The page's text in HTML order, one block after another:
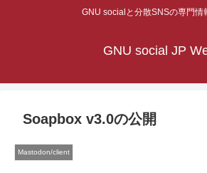
GNU socialと分散SNSの専門情
GNU social JP
Soapbox v3.0の公開
Mastodon/client